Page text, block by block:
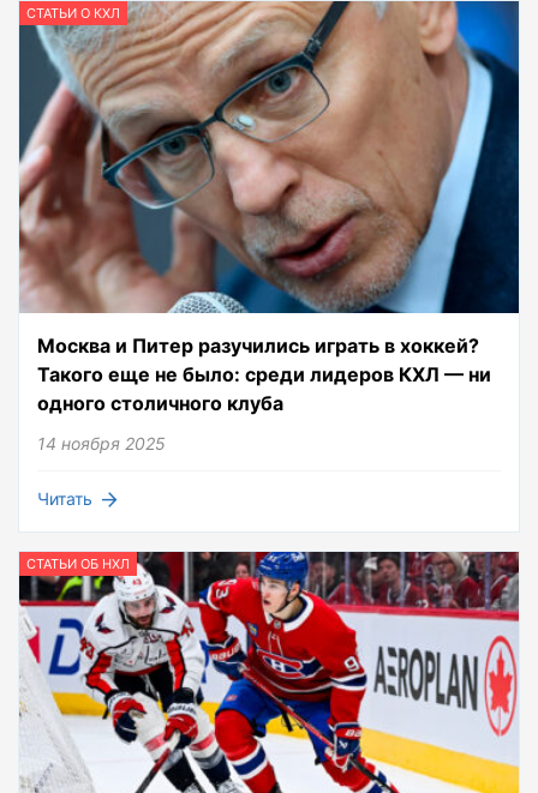
СТАТЬИ О КХЛ
Москва и Питер разучились играть в хоккей?
Такого еще не было: среди лидеров КХЛ — ни
одного столичного клуба
14 ноября 2025
Читать
СТАТЬИ ОБ НХЛ